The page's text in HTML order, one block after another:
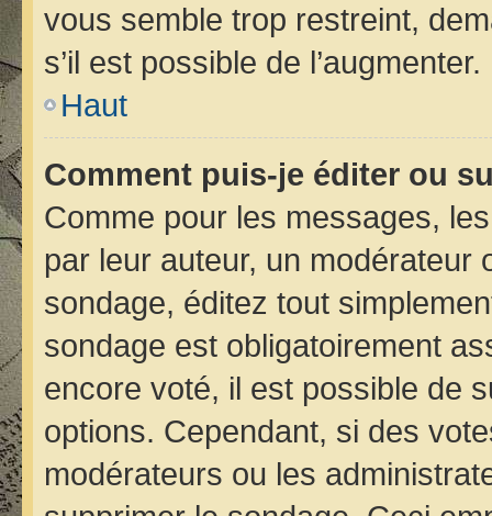
vous semble trop restreint,
s’il est possible de l’augmenter.
Haut
Comment puis-je éditer ou
Comme pour les messages,
par leur auteur, un modérateur
sondage, éditez tout
sondage est obligatoirement
encore voté, il est possible de
options. Cependant, si des
modérateurs ou les